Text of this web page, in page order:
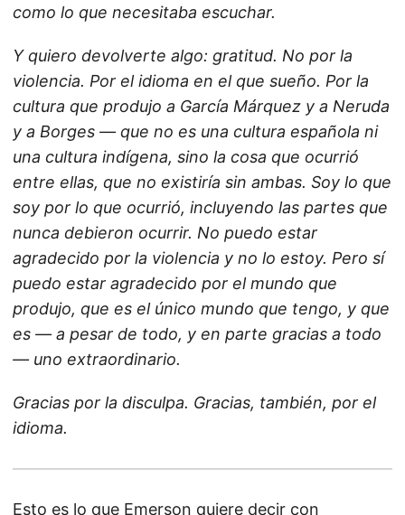
como lo que necesitaba escuchar.
Y quiero devolverte algo: gratitud. No por la
violencia. Por el idioma en el que sueño. Por la
cultura que produjo a García Márquez y a Neruda
y a Borges — que no es una cultura española ni
una cultura indígena, sino la cosa que ocurrió
entre ellas, que no existiría sin ambas. Soy lo que
soy por lo que ocurrió, incluyendo las partes que
nunca debieron ocurrir. No puedo estar
agradecido por la violencia y no lo estoy. Pero sí
puedo estar agradecido por el mundo que
produjo, que es el único mundo que tengo, y que
es — a pesar de todo, y en parte gracias a todo
— uno extraordinario.
Gracias por la disculpa. Gracias, también, por el
idioma.
Esto es lo que Emerson quiere decir con